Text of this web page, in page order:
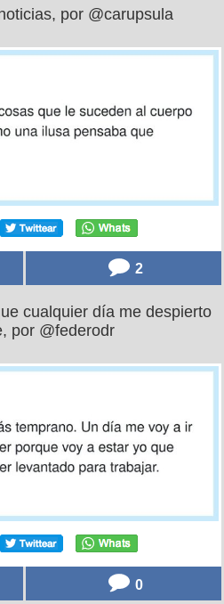
por @carupsula
2
cualquier día me despierto
por @federodr
0